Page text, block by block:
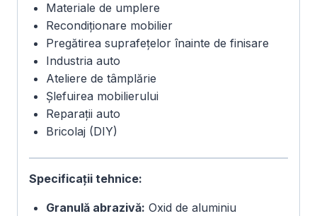
Materiale de umplere
Recondiționare mobilier
Pregătirea suprafețelor înainte de finisare
Industria auto
Ateliere de tâmplărie
Șlefuirea mobilierului
Reparații auto
Bricolaj (DIY)
Specificații tehnice:
Granulă abrazivă: Oxid de aluminiu